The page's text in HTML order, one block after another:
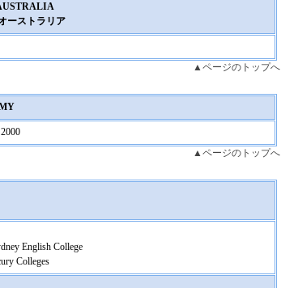
ーストラリア
▲ページのトップへ
▲ページのトップへ
English College
Colleges